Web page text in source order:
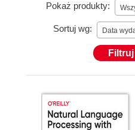
Pokaż produkty:
Sortuj wg: Data